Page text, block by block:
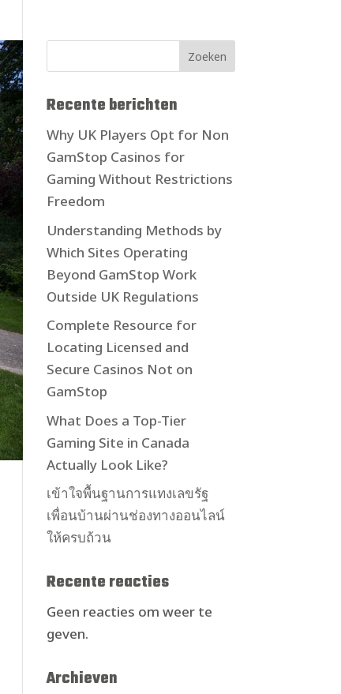
Zoeken
Recente berichten
Why UK Players Opt for Non
GamStop Casinos for
Gaming Without Restrictions
Freedom
Understanding Methods by
Which Sites Operating
Beyond GamStop Work
Outside UK Regulations
Complete Resource for
Locating Licensed and
Secure Casinos Not on
GamStop
What Does a Top-Tier
Gaming Site in Canada
Actually Look Like?
เข้าใจพื้นฐานการแทงเลขรัฐ
เพื่อนบ้านผ่านช่องทางออนไลน์
ให้ครบถ้วน
Recente reacties
Geen reacties om weer te
geven.
Archieven